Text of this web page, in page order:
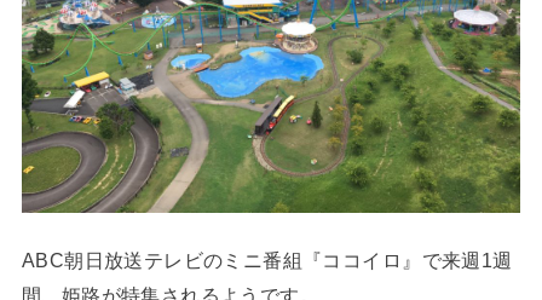
ABC朝日放送テレビのミニ番組『ココイロ』で来週1週
間、姫路が特集されるようです。